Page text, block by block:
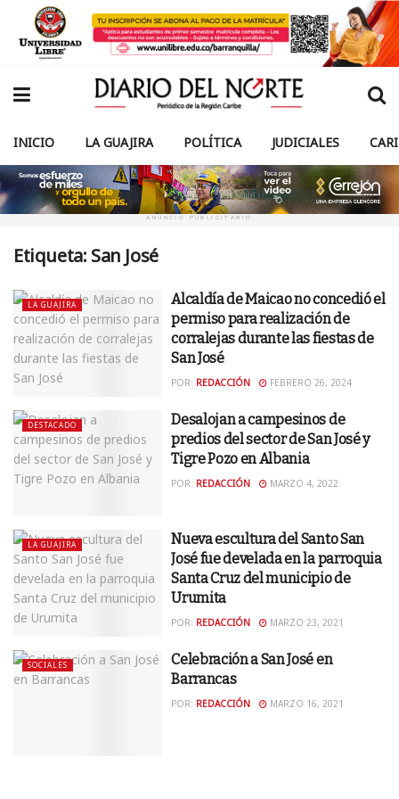
INICIO LA GUAJIRA POLÍTICA JUDICIALES
ANUNCIO PUBLICITARIO
Etiqueta: San José
LA GUAJIRA
Alcaldía de Maicao no concedió el
permiso para realización de
corralejas durante las fiestas de
San José
POR: REDACCIÓN FEBRERO 26, 2024
DESTACADO
Desalojan a campesinos de
predios del sector de San José y
Tigre Pozo en Albania
POR: REDACCIÓN MARZO 4, 2022
LA GUAJIRA
Nueva escultura del Santo San
José fue develada en la parroquia
Santa Cruz del municipio de
Urumita
POR: REDACCIÓN MARZO 23, 2021
SOCIALES
Celebración a San José en
Barrancas
POR: REDACCIÓN MARZO 16, 2021